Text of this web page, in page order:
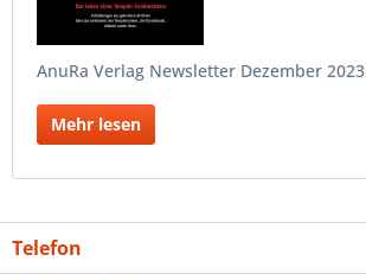
AnuRa Verlag Newsletter Dezember 2023
Mehr lesen
Telefon